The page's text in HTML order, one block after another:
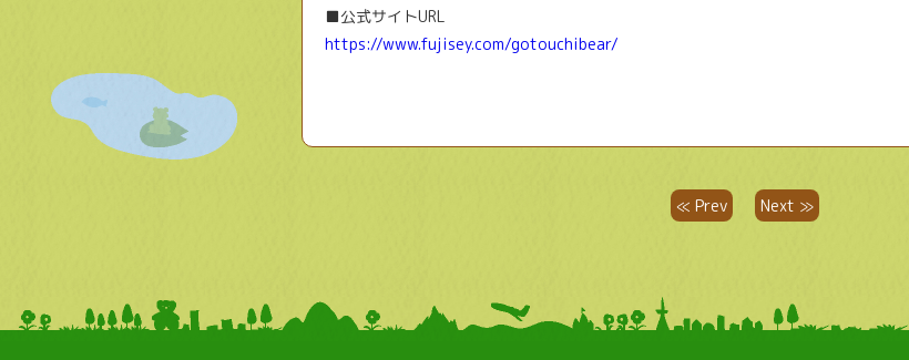
■公式サイトURL
https://www.fujisey.com/gotouchibear/
≪ Prev Next ≫